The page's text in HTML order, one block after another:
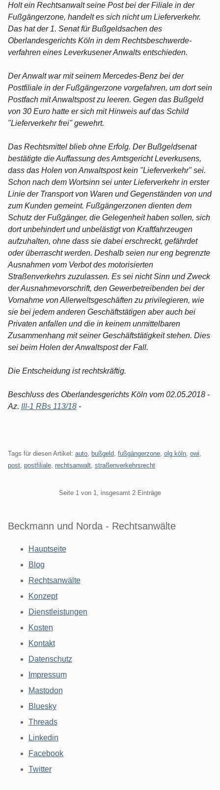
Holt ein Rechtsanwalt seine Post bei der Filiale in der
Fußgängerzone, handelt es sich nicht um Lieferverkehr.
Das hat der 1. Senat für Bußgeldsachen des
Oberlandesgerichts Köln in dem Rechtsbeschwerde­
verfahren eines Leverkusener Anwalts entschieden.
Der Anwalt war mit seinem Mercedes-Benz bei der
Postfiliale in der Fußgängerzone vorgefahren, um dort sein
Postfach mit Anwaltspost zu leeren. Gegen das Bußgeld
von 30 Euro hatte er sich mit Hinweis auf das Schild
"Lieferverkehr frei" gewehrt.
Das Rechtsmittel blieb ohne Erfolg. Der Bußgeldsenat
bestätigte die Auffassung des Amtsgericht Leverkusens,
dass das Holen von Anwaltspost kein "Lieferverkehr" sei.
Schon nach dem Wortsinn sei unter Lieferverkehr in erster
Linie der Transport von Waren und Gegenständen von und
zum Kunden gemeint. Fußgängerzonen dienten dem
Schutz der Fußgänger, die Gelegenheit haben sollen, sich
dort unbehindert und unbelästigt von Kraftfahrzeugen
aufzuhalten, ohne dass sie dabei erschreckt, gefährdet
oder überrascht werden. Deshalb seien nur eng begrenzte
Ausnahmen vom Verbot des motorisierten
Straßenverkehrs zuzulassen. Es sei nicht Sinn und Zweck
der Ausnahmevorschrift, den Gewerbetreibenden bei der
Vornahme von Allerweltsgeschäften zu privilegieren, wie
sie bei jedem anderen Geschäftstätigen aber auch bei
Privaten anfallen und die in keinem unmittelbaren
Zusammenhang mit seiner Geschäftstätigkeit stehen. Dies
sei beim Holen der Anwaltspost der Fall.
Die Entscheidung ist rechtskräftig.
Beschluss des Oberlandesgerichts Köln vom 02.05.2018 -
Az. III-1 RBs 113/18 -
Tags für diesen Artikel: auto bußgeld fußgängerzone olg köln owi
post postfiliale rechtsanwalt straßenverkehrsrecht
Seite 1 von 1, insgesamt 2 Einträge
Beckmann und Norda - Rechtsanwälte
Hauptseite
Blog
Rechtsanwälte
Konzept
Dienstleistungen
Kosten
Kontakt
Datenschutz
Impressum
Mastodon
Bluesky
Threads
Linkedin
Facebook
Twitter